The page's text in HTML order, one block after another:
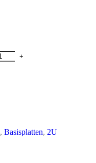
, Basisplatten, 2U